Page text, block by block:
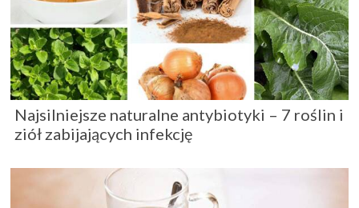
Najsilniejsze naturalne antybiotyki – 7 roślin i
ziół zabijających infekcję